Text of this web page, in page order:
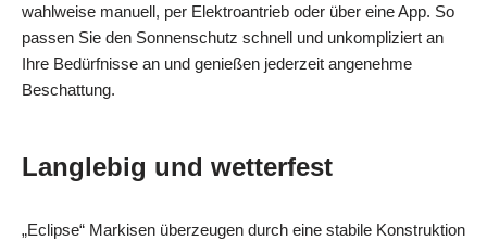
wahlweise manuell, per Elektroantrieb oder über eine App. So
passen Sie den Sonnenschutz schnell und unkompliziert an
Ihre Bedürfnisse an und genießen jederzeit angenehme
Beschattung.
Langlebig und wetterfest
„Eclipse“ Markisen überzeugen durch eine stabile Konstruktion